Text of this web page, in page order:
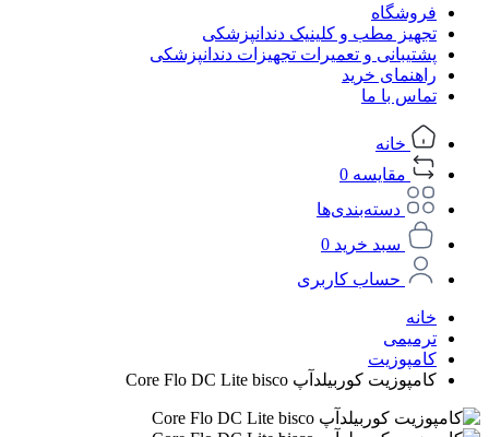
فروشگاه
تجهیز مطب و کلینیک دندانپزشکی
پشتیبانی و تعمیرات تجهیزات دندانپزشکی
راهنمای خرید
تماس با ما
خانه
مقایسه 0
دسته‌بندی‌ها
سبد خرید 0
حساب کاربری
خانه
ترمیمی
کامپوزیت
کامپوزیت کوربیلدآپ Core Flo DC Lite bisco